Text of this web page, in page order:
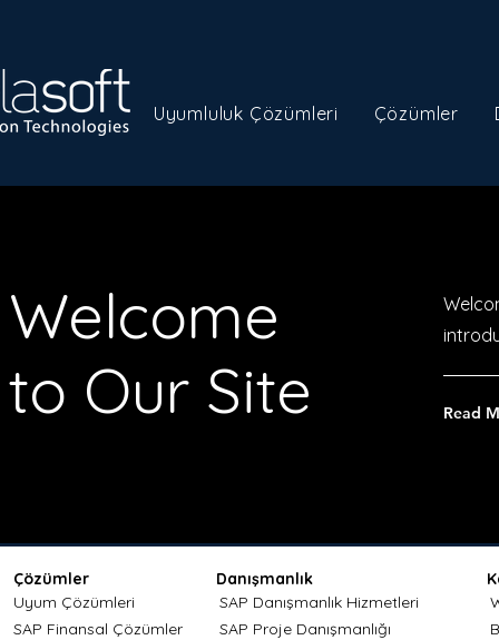
Uyumluluk Çözümleri Çözümler
Welcome
to Our Site
Read
Çözümler
Uyum Çözümleri
SAP Finansal Çözümler
Danışmanlık
SAP Danışmanlık Hizmetleri
SAP Proje Danışmanlığı